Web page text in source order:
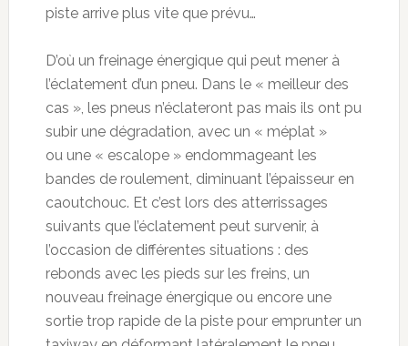
piste arrive plus vite que prévu…
D’où un freinage énergique qui peut mener à
l’éclatement d’un pneu. Dans le « meilleur des
cas », les pneus n’éclateront pas mais ils ont pu
subir une dégradation, avec un « méplat »
ou une « escalope » endommageant les
bandes de roulement, diminuant l’épaisseur en
caoutchouc. Et c’est lors des atterrissages
suivants que l’éclatement peut survenir, à
l’occasion de différentes situations : des
rebonds avec les pieds sur les freins, un
nouveau freinage énergique ou encore une
sortie trop rapide de la piste pour emprunter un